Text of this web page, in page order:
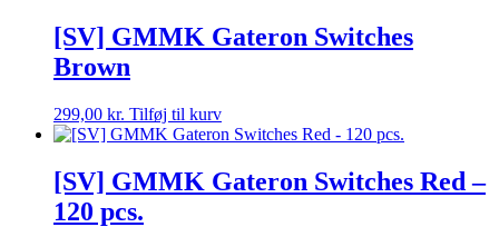
[SV] GMMK Gateron Switches
Brown
299,00 kr. Tilføj til kurv
[SV] GMMK Gateron Switches Red –
120 pcs.